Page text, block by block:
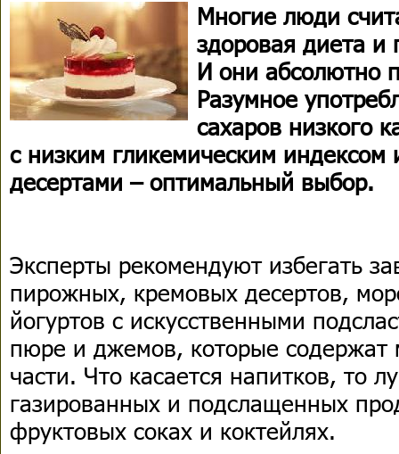
Многие люди
здоровая диета и
И они абсолютно
Разумное
сахаров низкого
с низким гликемическим
десертами – оптимальный выбор.
Эксперты рекомендуют избегать
пирожных, кремовых десертов,
йогуртов с искусственными
пюре и джемов, которые содержат
части. Что касается напитков, то
газированных и подслащенных
фруктовых соках и коктейлях.